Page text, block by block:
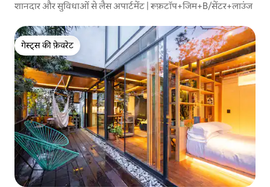
शानदार और सुविधाओं से लैस अपार्टमेंट | रूफ़टॉप+जिम+B/सेंटर+लाउंज
गेस्ट्स की फ़ेवरेट
गेस्ट्स की फ़ेवरेट